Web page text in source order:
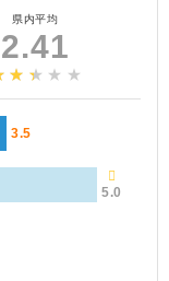
県内平均
2.41
3.5
5.0